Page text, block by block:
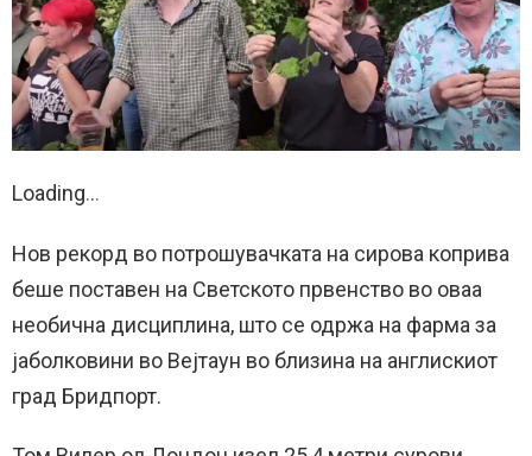
Loading...
Нов рекорд во потрошувачката на сирова коприва
беше поставен на Светското првенство во оваа
необична дисциплина, што се одржа на фарма за
јаболковини во Вејтаун во близина на англискиот
град Бридпорт.